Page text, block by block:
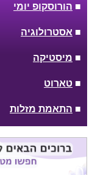
■ הורוסקופ יומי
■ אסטרולוגיה
■ מיסטיקה
■ טארוט
■ התאמת מזלות